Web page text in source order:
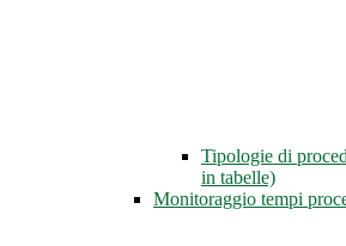
Tipologie di
in tabelle)
Monitoraggio tempi